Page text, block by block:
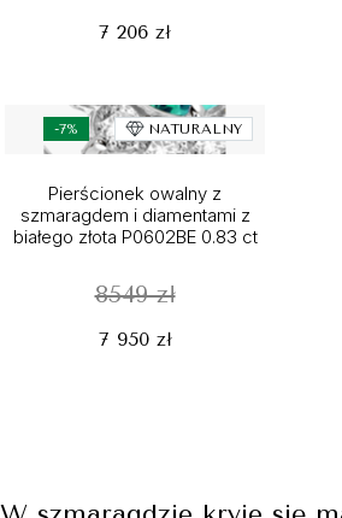
7 206 zł
-7% NATURALNY
Pierścionek owalny z
szmaragdem i diamentami z
białego złota P0602BE 0.83 ct
8549 zł
7 950 zł